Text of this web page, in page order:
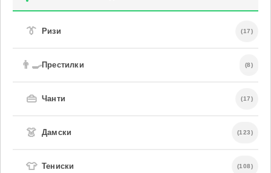
👔 Ризи (17)
👨‍🍳Престилки (8)
👜 Чанти (17)
👗 Дамски (123)
👕 Тениски (108)